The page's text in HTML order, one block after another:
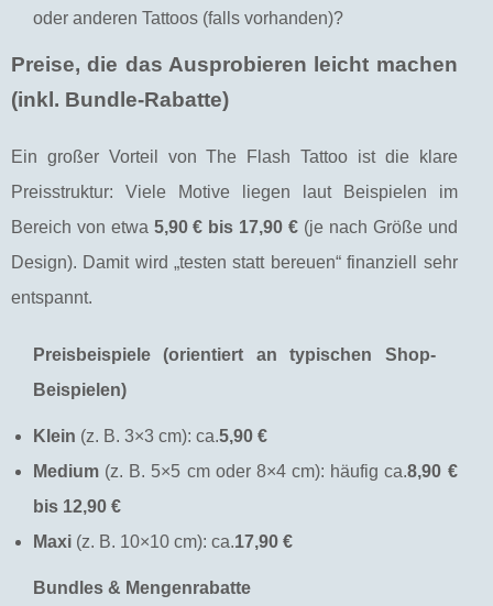
oder anderen Tattoos (falls vorhanden)?
Preise, die das Ausprobieren leicht machen
(inkl. Bundle-Rabatte)
Ein großer Vorteil von The Flash Tattoo ist die klare
Preisstruktur: Viele Motive liegen laut Beispielen im
Bereich von etwa 5,90 € bis 17,90 € (je nach Größe und
Design). Damit wird „testen statt bereuen“ finanziell sehr
entspannt.
Preisbeispiele (orientiert an typischen Shop-
Beispielen)
Klein (z. B. 3×3 cm): ca.5,90 €
Medium (z. B. 5×5 cm oder 8×4 cm): häufig ca.8,90 €
bis 12,90 €
Maxi (z. B. 10×10 cm): ca.17,90 €
Bundles & Mengenrabatte